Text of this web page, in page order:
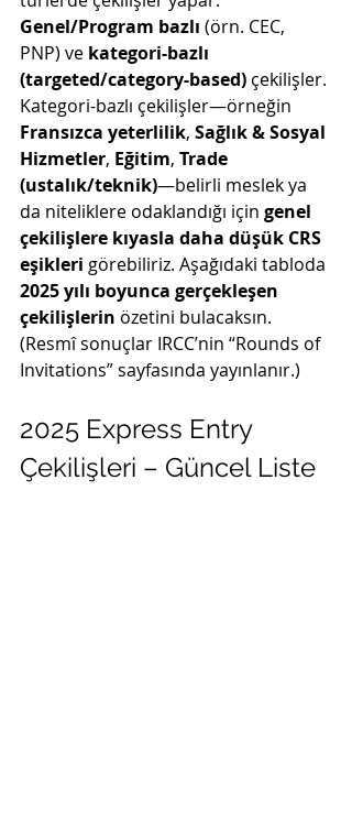
Genel/Program bazlı (örn. CEC,
PNP) ve kategori-bazlı
(targeted/category-based) çekilişler.
Kategori-bazlı çekilişler—örneğin
Fransızca yeterlilik, Sağlık & Sosyal
Hizmetler, Eğitim, Trade
(ustalık/teknik)—belirli meslek ya
da niteliklere odaklandığı için genel
çekilişlere kıyasla daha düşük CRS
eşikleri görebiliriz. Aşağıdaki tabloda
2025 yılı boyunca gerçekleşen
çekilişlerin özetini bulacaksın.
(Resmî sonuçlar IRCC’nin “Rounds of
Invitations” sayfasında yayınlanır.)
2025 Express Entry
Çekilişleri – Güncel Liste